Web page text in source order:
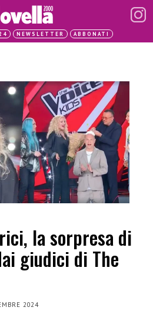
NEWSLETTER ABBONATI
la sorpresa di
giudici di The
2024